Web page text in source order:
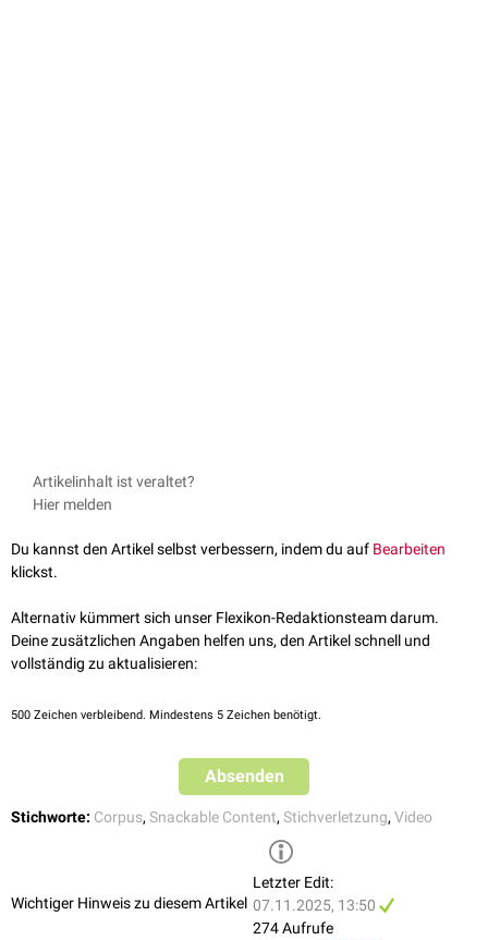
Artikelinhalt ist veraltet?
Hier melden
Du kannst den Artikel selbst verbessern, indem du auf Bearbeiten
klickst.
Alternativ kümmert sich unser Flexikon-Redaktionsteam darum.
Deine zusätzlichen Angaben helfen uns, den Artikel schnell und
vollständig zu aktualisieren:
500 Zeichen verbleibend. Mindestens 5 Zeichen benötigt.
Absenden
Stichworte: Corpus, Snackable Content, Stichverletzung, Video
Wichtiger Hinweis zu diesem Artikel
Letzter Edit:
07.11.2025, 13:50
274 Aufrufe